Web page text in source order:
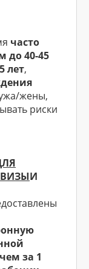
часто
до 40-45
лет,
жены,
риски
И
за 1